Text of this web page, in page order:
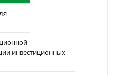
инвестиционных